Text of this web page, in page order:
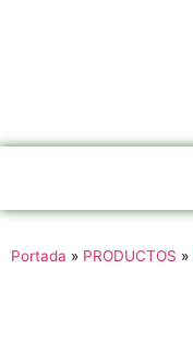
Portada » PRODUCTOS »